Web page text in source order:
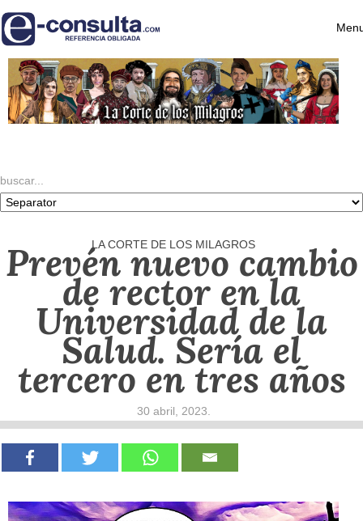
LA CORTE DE LOS MILAGROS
Prevén nuevo cambio
de rector en la
Universidad de la
Salud. Sería el
tercero en tres años
30 abril, 2023